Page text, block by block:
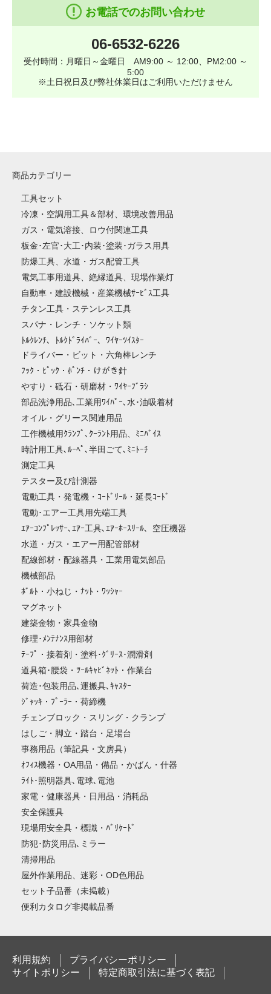
お電話でのお問い合わせ
06-6532-6226
受付時間：月曜日～金曜日 AM9:00 ～ 12:00、PM2:00 ～
5:00
※土日祝日及び弊社休業日はご利用いただけません
商品カテゴリー
工具セット
冷凍・空調用工具＆部材、環境改善用品
ガス・電気溶接、ロウ付関連工具
板金･左官･大工･内装･塗装･ガラス用具
防爆工具、水道・ガス配管工具
電気工事用道具、絶縁道具、現場作業灯
自動車・建設機械・産業機械ｻｰﾋﾞｽ工具
チタン工具・ステンレス工具
スパナ・レンチ・ソケット類
ﾄﾙｸﾚﾝﾁ、ﾄﾙｸﾄﾞﾗｲﾊﾞｰ、ﾜｲﾔｰﾂｲｽﾀｰ
ドライバー・ビット・六角棒レンチ
ﾌｯｸ・ﾋﾟｯｸ・ﾎﾟﾝﾁ・けがき針
やすり・砥石・研磨材・ﾜｲﾔｰﾌﾞﾗｼ
部品洗浄用品､工業用ﾜｲﾊﾟｰ､水･油吸着材
オイル・グリース関連用品
工作機械用ｸﾗﾝﾌﾟ､ｸｰﾗﾝﾄ用品、ﾐﾆﾊﾞｲｽ
時計用工具､ﾙｰﾍﾟ､半田ごて､ﾐﾆﾄｰﾁ
測定工具
テスター及び計測器
電動工具・発電機・ｺｰﾄﾞﾘｰﾙ・延長ｺｰﾄﾞ
電動･エアー工具用先端工具
ｴｱｰｺﾝﾌﾟﾚｯｻｰ､ｴｱｰ工具､ｴｱｰﾎｰｽﾘｰﾙ、空圧機器
水道・ガス・エアー用配管部材
配線部材・配線器具・工業用電気部品
機械部品
ﾎﾞﾙﾄ・小ねじ・ﾅｯﾄ・ﾜｯｼｬｰ
マグネット
建築金物・家具金物
修理･ﾒﾝﾃﾅﾝｽ用部材
ﾃｰﾌﾟ・接着剤・塗料･ｸﾞﾘｰｽ･潤滑剤
道具箱･腰袋・ﾂｰﾙｷｬﾋﾞﾈｯﾄ・作業台
荷造･包装用品､運搬具､ｷｬｽﾀｰ
ｼﾞｬｯｷ・ﾌﾟｰﾗｰ・荷締機
チェンブロック・スリング・クランプ
はしご・脚立・踏台・足場台
事務用品（筆記具・文房具）
ｵﾌｨｽ機器・OA用品・備品・かばん・什器
ﾗｲﾄ･照明器具､電球､電池
家電・健康器具・日用品・消耗品
安全保護具
現場用安全具・標識・ﾊﾞﾘｹｰﾄﾞ
防犯･防災用品､ミラー
清掃用品
屋外作業用品、迷彩・OD色用品
セット子品番（未掲載）
便利カタログ非掲載品番
利用規約
プライバシーポリシー
サイトポリシー
特定商取引法に基づく表記